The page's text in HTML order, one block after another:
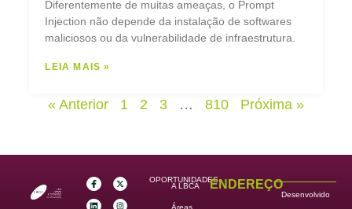
Diferentemente de muitas ameaças, o Prompt
Injection não depende da instalação de softwares
maliciosos ou da vulnerabilidade de infraestrutura.
LEIA MAIS »
« Anterior 1 2 3 … 810 Próxima »
OPORTUNIDADES
A LBCA
Áreas
ENDEREÇO
Desenvolvido